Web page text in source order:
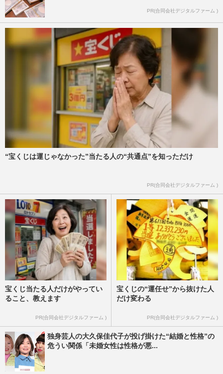
PR(合同会社デジタルファーム )
“宝くじは運じゃなかった”当たる人の“共通点”を知っただけ
PR(合同会社デジタルファーム )
宝くじ当たる人だけがやってい
ること、教えます
PR(合同会社デジタルファーム )
宝くじの“運任せ”から抜けた人
だけ変わる
PR(合同会社デジタルファーム )
独身芸人の大久保佳代子が投げ掛けた“結婚と性格”の
危うい関係「未婚女性は性格が悪...